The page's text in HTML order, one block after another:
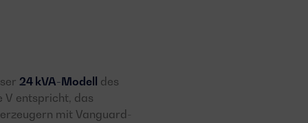
24 kVA-Modell
des
V entspricht, das
mit Vanguard-